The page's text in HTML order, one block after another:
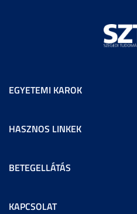
EGYETEMI KAROK
HASZNOS LINKEK
BETEGELLÁTÁS
KAPCSOLAT